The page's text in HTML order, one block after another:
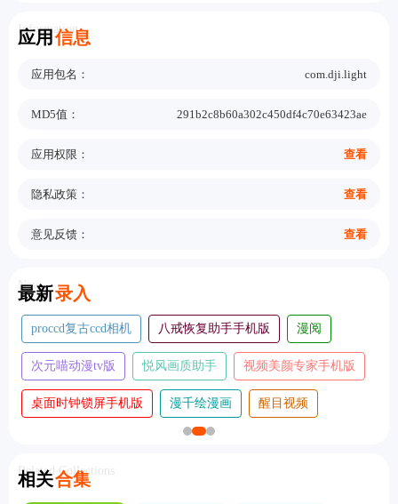
应用 信息
Information
应用包名： com.dji.light
MD5值： 291b2c8b60a302c450df4c70e63423ae
应用权限： 查看
隐私政策： 查看
意见反馈： 查看
最新录入
New
残痕画质助手 koloro滤镜君 麦麦动态壁纸
大树漫画 凤凰影院tv版 灵幻ai
照片时光机手机版 心悦壁纸旧版本大全 酷漫漫画
相关合集
Related Collections